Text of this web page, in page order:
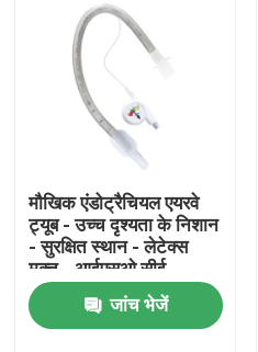
उत्पाद
वीआर दिखाएँ
फैक्टरी यात्रा
गुणवत्ता नियंत्रण
मौखिक एंडोट्रैचियल एयरवे
ट्यूब - उच्च दृश्यता के निशान
- सुरक्षित स्थान - लेटेक्स
मुक्त - आईएसओ सीई
प्रमाणन
जांच भेजें